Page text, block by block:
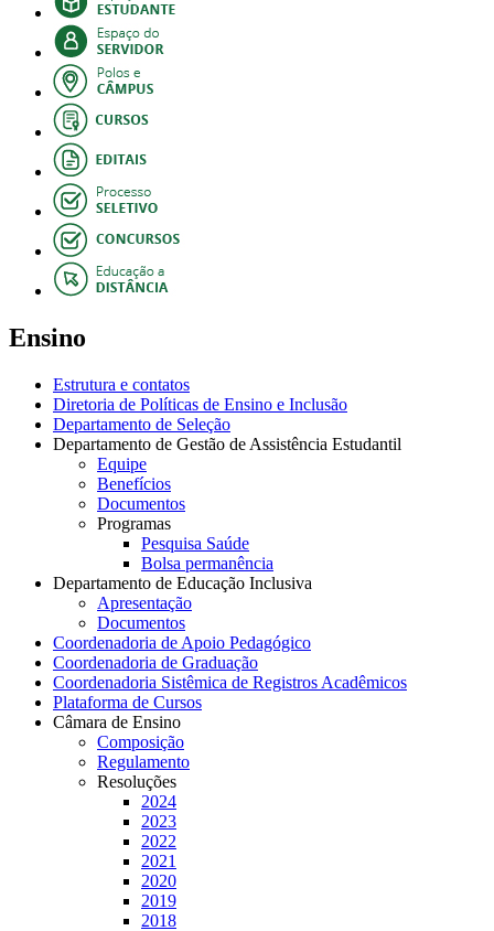
Ensino
Estrutura e contatos
Diretoria de Políticas de Ensino e Inclusão
Departamento de Seleção
Departamento de Gestão de Assistência Estudantil
Equipe
Benefícios
Documentos
Programas
Pesquisa Saúde
Bolsa permanência
Departamento de Educação Inclusiva
Apresentação
Documentos
Coordenadoria de Apoio Pedagógico
Coordenadoria de Graduação
Coordenadoria Sistêmica de Registros Acadêmicos
Plataforma de Cursos
Câmara de Ensino
Composição
Regulamento
Resoluções
2024
2023
2022
2021
2020
2019
2018